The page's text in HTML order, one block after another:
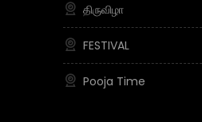
திருவிழா
FESTIVAL
Pooja Time